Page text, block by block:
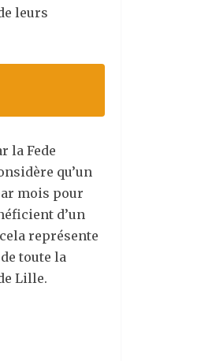
leurs
la Fede
qu’un
mois pour
d’un
représente
toute la
Lille.